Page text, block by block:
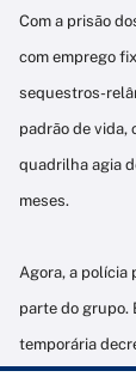
Com a prisão
com emprego
sequestros-
padrão de vida,
quadrilha agia
meses.
Agora, a polícia
parte do grupo.
temporária